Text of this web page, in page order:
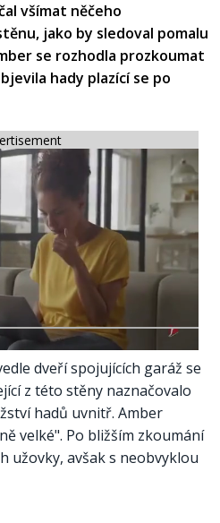
všímat něčeho
jako by sledoval pomalu
se rozhodla prozkoumat
hady plazící se po
dveří spojujících garáž se
z této stěny naznačovalo
hadů uvnitř. Amber
velké". Po bližším zkoumání
užovky, avšak s neobvyklou